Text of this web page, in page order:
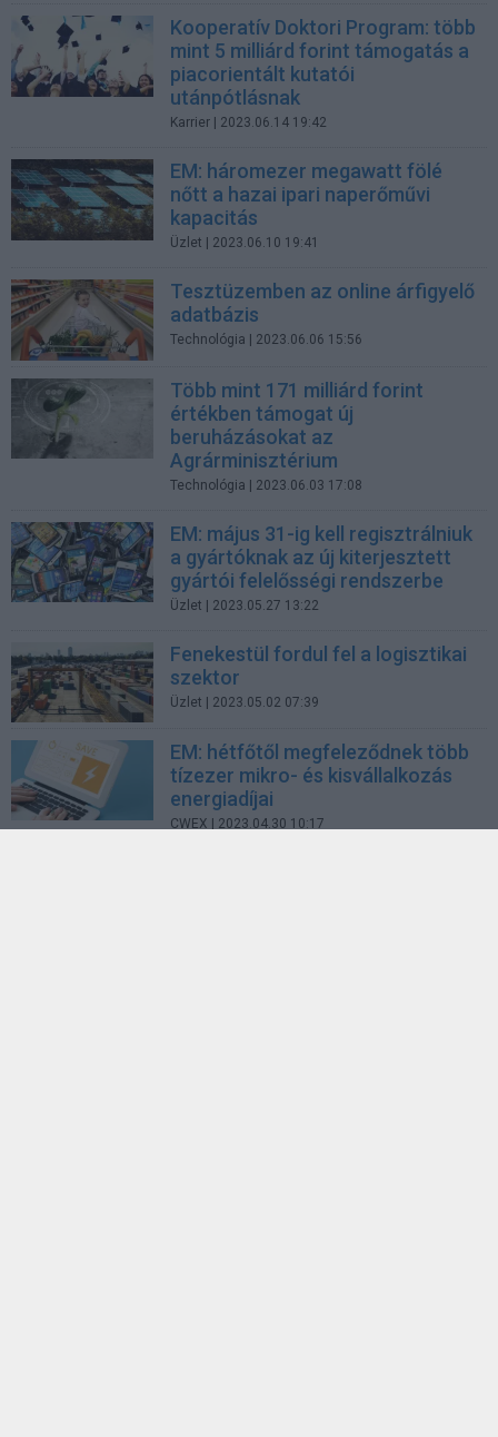
Kooperatív Doktori Program: több
mint 5 milliárd forint támogatás a
piacorientált kutatói
utánpótlásnak
Karrier | 2023.06.14 19:42
EM: háromezer megawatt fölé
nőtt a hazai ipari naperőművi
kapacitás
Üzlet | 2023.06.10 19:41
Tesztüzemben az online árfigyelő
adatbázis
Technológia | 2023.06.06 15:56
Több mint 171 milliárd forint
értékben támogat új
beruházásokat az
Agrárminisztérium
Technológia | 2023.06.03 17:08
EM: május 31-ig kell regisztrálniuk
a gyártóknak az új kiterjesztett
gyártói felelősségi rendszerbe
Üzlet | 2023.05.27 13:22
Fenekestül fordul fel a logisztikai
szektor
Üzlet | 2023.05.02 07:39
EM: hétfőtől megfeleződnek több
tízezer mikro- és kisvállalkozás
energiadíjai
CWEX | 2023.04.30 10:17